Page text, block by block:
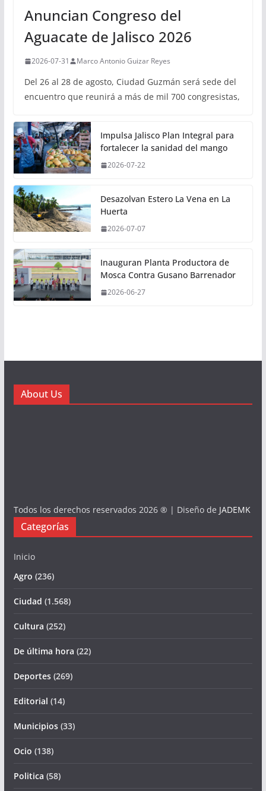
Anuncian Congreso del
Aguacate de Jalisco 2026
2026-07-31 Marco Antonio Guizar Reyes
Del 26 al 28 de agosto, Ciudad Guzmán será sede del
encuentro que reunirá a más de mil 700 congresistas,
Impulsa Jalisco Plan Integral para
fortalecer la sanidad del mango
2026-07-22
Desazolvan Estero La Vena en La
Huerta
2026-07-07
Inauguran Planta Productora de
Mosca Contra Gusano Barrenador
2026-06-27
About Us
Todos los derechos reservados 2026 ® | Diseño de JADEMK
Categorías
Inicio
Agro (236)
Ciudad (1.568)
Cultura (252)
De última hora (22)
Deportes(269)
Editorial (14)
Municipios(33)
Ocio (138)
Politica (58)